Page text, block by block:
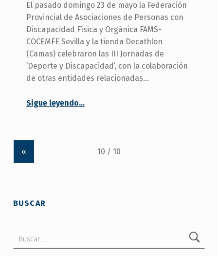
El pasado domingo 23 de mayo la Federación
Provincial de Asociaciones de Personas con
Discapacidad Física y Orgánica FAMS-
COCEMFE Sevilla y la tienda Decathlon
(Camas) celebraron las III Jornadas de
‘Deporte y Discapacidad’, con la colaboración
de otras entidades relacionadas…
Sigue leyendo“FAMS-COCEMFE Sevilla celebra las III Jornadas de ‘Deporte y Discapacidad’”
…
«
BUSCAR